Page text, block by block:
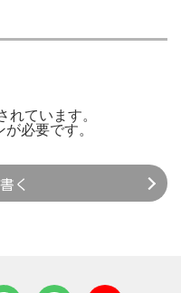
れています。
が必要です。
く